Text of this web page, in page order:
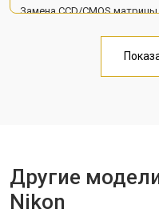
Замена CCD/CMOS матрицы
Чистка матрицы
Другие
Nikon